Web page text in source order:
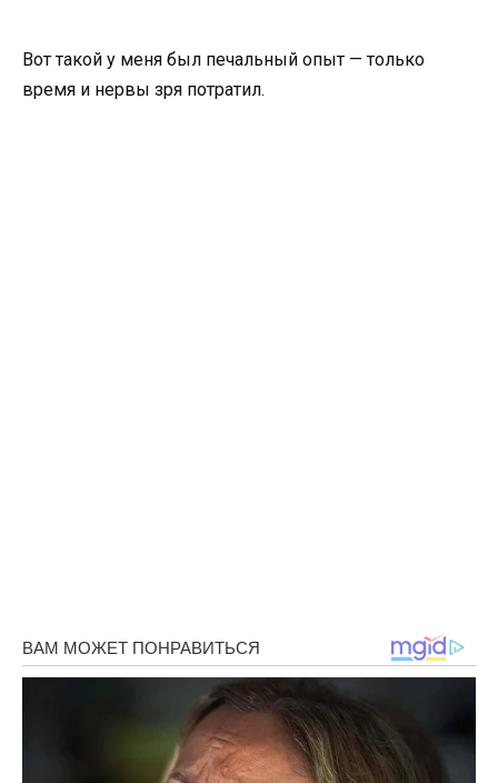
Вот такой у меня был печальный опыт — только
время и нервы зря потратил.